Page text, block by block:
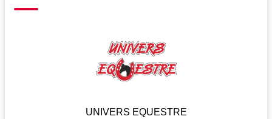
UNIVERS EQUESTRE